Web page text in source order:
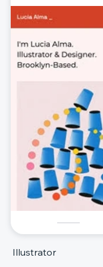
Illustrator